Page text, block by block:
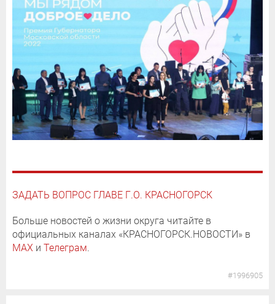
ЗАДАТЬ ВОПРОС ГЛАВЕ Г.О. КРАСНОГОРСК
Больше новостей о жизни округа читайте в
официальных каналах «КРАСНОГОРСК.НОВОСТИ» в
MAX и Телеграм.
#1996905